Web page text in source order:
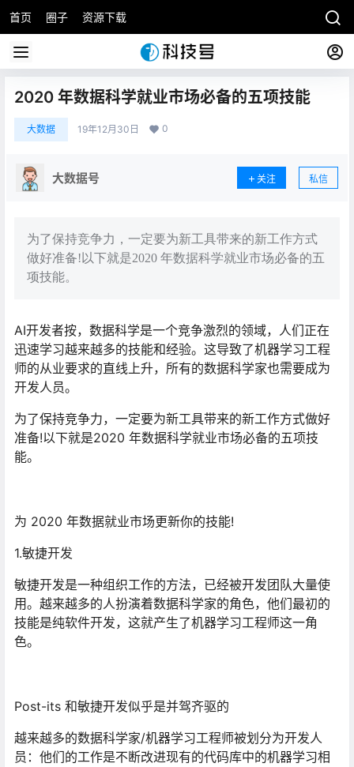
首页 圈子 资源下载
2020 年数据科学就业市场必备的五项技能
大数据 19年12月30日 0
大数据号 关注 私信
为了保持竞争力，一定要为新工具带来的新工作方式
做好准备!以下就是2020 年数据科学就业市场必备的五
项技能。
AI开发者按，数据科学是一个竞争激烈的领域，人们正在
迅速学习越来越多的技能和经验。这导致了机器学习工程
师的从业要求的直线上升，所有的数据科学家也需要成为
开发人员。
为了保持竞争力，一定要为新工具带来的新工作方式做好
准备!以下就是2020 年数据科学就业市场必备的五项技
能。
为 2020 年数据就业市场更新你的技能!
1.敏捷开发
敏捷开发是一种组织工作的方法，已经被开发团队大量使
用。越来越多的人扮演着数据科学家的角色，他们最初的
技能是纯软件开发，这就产生了机器学习工程师这一角
色。
Post-its 和敏捷开发似乎是并驾齐驱的
越来越多的数据科学家/机器学习工程师被划分为开发人
员：他们的工作是不断改进现有的代码库中的机器学习相